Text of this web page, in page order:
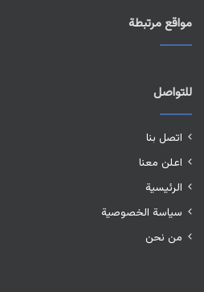
مواقع مرتبطة
للتواصل
اتصل بنا
اعلن معنا
الرئيسية
سياسة الخصوصية
من نحن